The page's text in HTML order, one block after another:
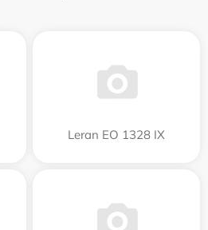
Leran EO 1328 IX